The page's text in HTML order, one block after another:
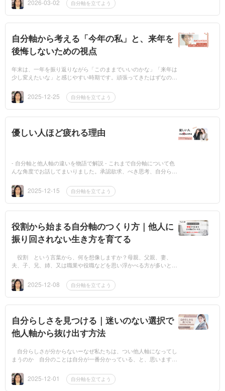
2026-03-02 自分軸を立てよう
自分軸から考える「今年の私」と、来年を
後悔しないための視点
年末は、一年を振り返りながら「このままでいいのかな」「来年は
少し変えたいな」と感じやすい時期です。頑張ってきたはずなの
がない。そんな感...
2025-12-25 自分軸を立てよう
優しい人ほど疲れる理由
- 自分軸と他人軸の違いを物語で解説 - これまで自分軸について色
んな角度でお話してまいりました。承認欲求、べき思考、自分らし
と、我儘だ...2025-12-15 自分軸を立てよう
役割から始まる自分軸のつくり方｜他人に
振り回されない生き方を育てる
役割 という言葉から、何を想像しますか？母親、父親、妻、
夫、子、兄、姉、又は職業や役職などを思い浮かべる方が多いと思
ています。例え...
2025-12-08 自分軸を立てよう
自分らしさを見つける｜迷いのない選択で
他人軸から抜け出す方法
自分らしさが分からないーなぜ私たちは、つい他人軸になってし
まうのか 自分のことは自分が一番分かっている、と、思いますよ
どう答えます...
2025-12-01 自分軸を立てよう